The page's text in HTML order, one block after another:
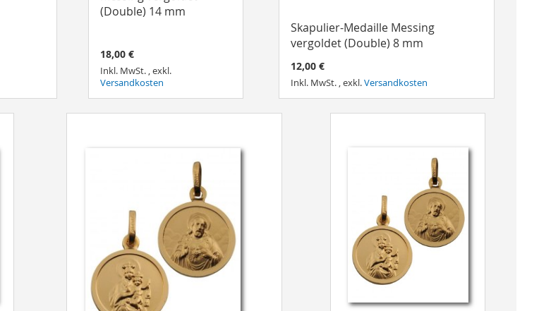
(Double) 14 mm
18,00 €
Inkl. MwSt. ,exkl.
Versandkosten
Skapulier-Medaille Messing
vergoldet (Double) 8 mm
12,00 €
Inkl. MwSt. ,exkl.Versandkosten